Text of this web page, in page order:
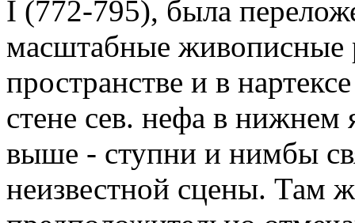
I (772-795), была
масштабные живописные
пространстве и в
стене сев. нефа в нижнем
выше - ступни и нимбы
неизвестной сцены. Там